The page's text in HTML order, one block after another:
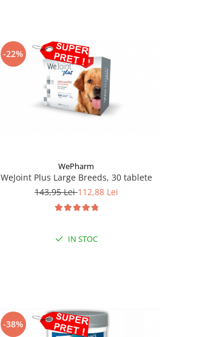
-22%
WePharm
WeJoint Plus Large Breeds, 30 tablete
143,95 Lei112,88 Lei
IN STOC
-38%